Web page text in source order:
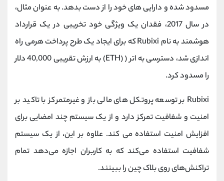
مسدود شده و دارایی های خود را از دست بدهد. به عنوان مثال،
در سال 2017، فقدان یک ویژگی خود تخریبی در یک قرارداد
هوشمند به نام Rubixiکه برای ایجاد یک طرح پرداخت هرمی راه
اندازی شد، دسترسی به اتر ((ETH)
به ارزش تقریبی 40,000 دلار
را مسدود کرد.
Rubixi بر توسعه پروتکل های مالی باز و غیرمتمرکز با تاکید بر
امنیت و شفافیت تمرکز دارد و از یک سیستم چند امضایی برای
افزایش امنیت استفاده می کند. علاوه بر این، از یک سیستم
شفافیت استفاده می‌کند که به کاربران اجازه می‌دهد تمام
تراکنش‌های روی بلاک چین را ببینند.